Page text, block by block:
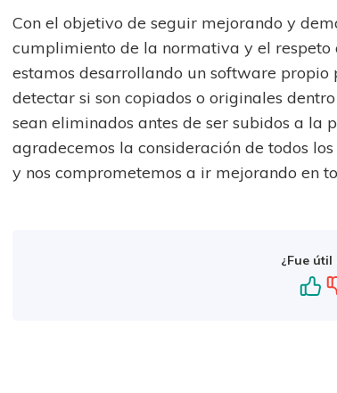
Con el objetivo de seguir mejorando y
cumplimiento de la normativa y el respeto
estamos desarrollando un software
detectar si son copiados o originales
sean eliminados antes de ser subidos a la
agradecemos la consideración de todos
y nos comprometemos a ir mejorando en
¿Fue útil